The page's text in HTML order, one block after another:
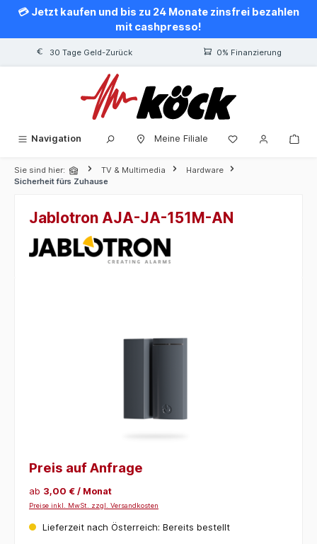
springen
💳 Jetzt kaufen und bis zu 24 Monate zinsfrei bezahlen
mit cashpresso!
30 Tage Geld-Zurück 0% Finanzierung
Navigation Meine Filiale
Sie sind hier: TV & Multimedia
Hardware
Sicherheit fürs Zuhause
Jablotron AJA-JA-151M-AN
Preis auf Anfrage
ab 3,00 € / Monat
Preise inkl. MwSt. zzgl. Versandkosten
Lieferzeit nach Österreich: Bereits bestellt